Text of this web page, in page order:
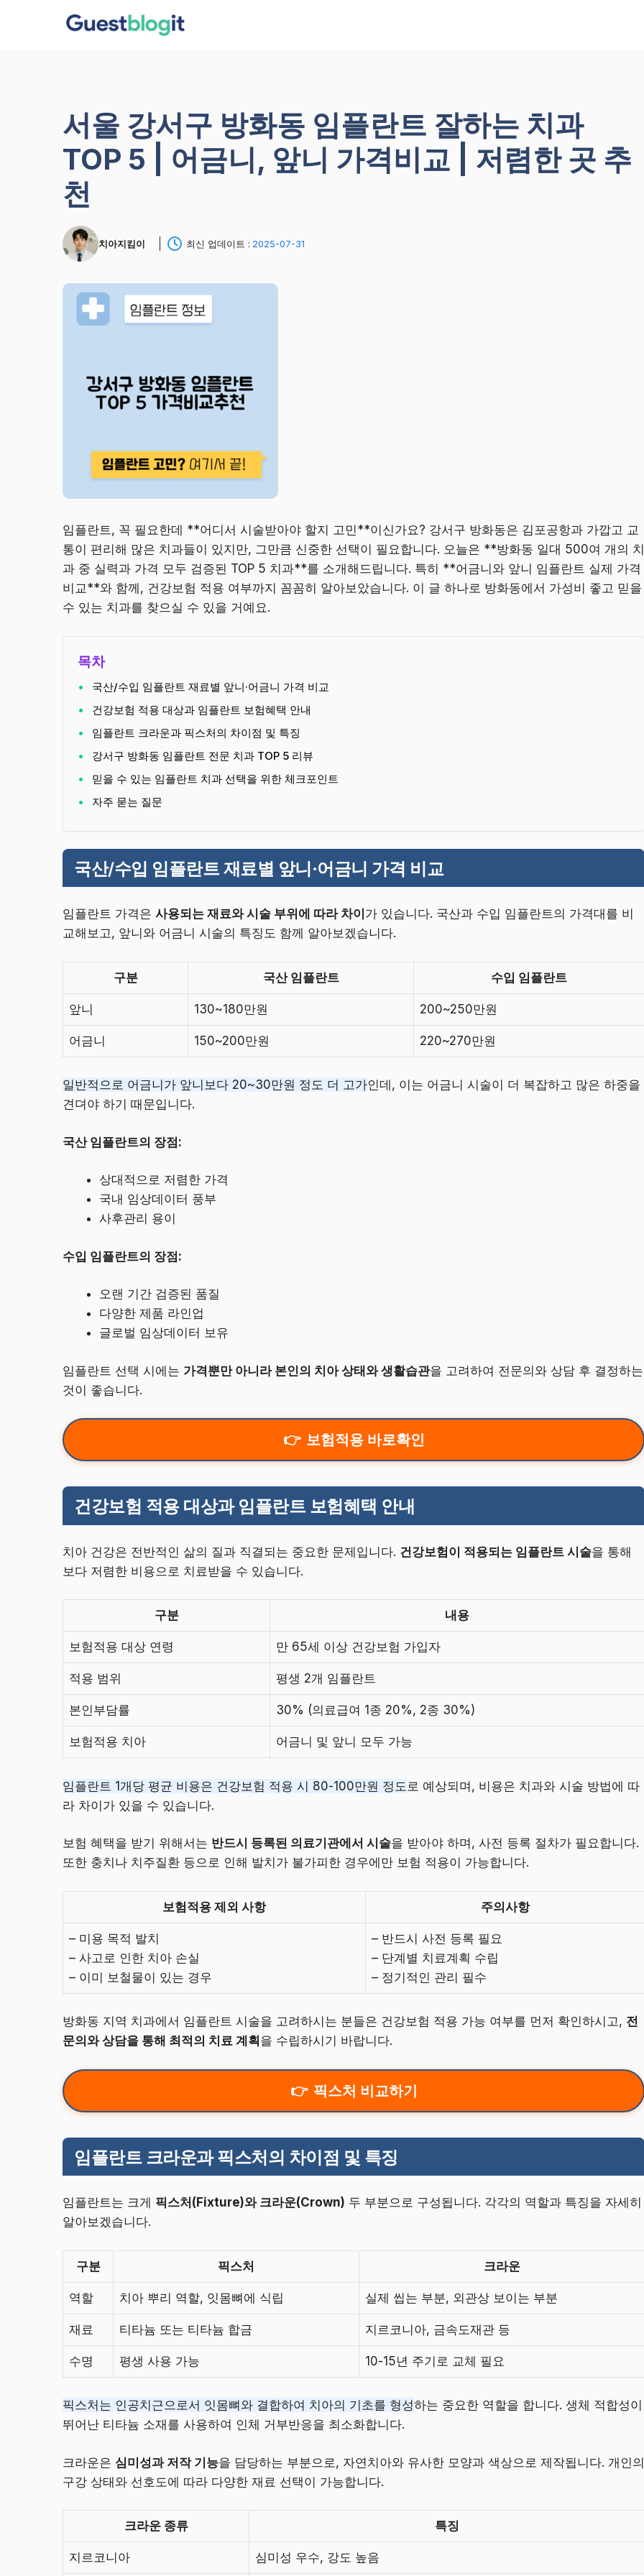
서울 강서구 방화동 임플란트 잘하는 치과
TOP 5 | 어금니, 앞니 가격비교 | 저렴한 곳 추
천
치아지킴이 최신 업데이트 : 2025-07-31
임플란트, 꼭 필요한데 **어디서 시술받아야 할지 고민**이신가요? 강서구 방화동은 김포공항과 가깝고 교
통이 편리해 많은 치과들이 있지만, 그만큼 신중한 선택이 필요합니다. 오늘은 **방화동 일대 500여 개의 치
과 중 실력과 가격 모두 검증된 TOP 5 치과**를 소개해드립니다. 특히 **어금니와 앞니 임플란트 실제 가격
비교**와 함께, 건강보험 적용 여부까지 꼼꼼히 알아보았습니다. 이 글 하나로 방화동에서 가성비 좋고 믿을
수 있는 치과를 찾으실 수 있을 거예요.
목차
국산/수입 임플란트 재료별 앞니·어금니 가격 비교
건강보험 적용 대상과 임플란트 보험혜택 안내
임플란트 크라운과 픽스처의 차이점 및 특징
강서구 방화동 임플란트 전문 치과 TOP 5 리뷰
믿을 수 있는 임플란트 치과 선택을 위한 체크포인트
자주 묻는 질문
국산/수입 임플란트 재료별 앞니·어금니 가격 비교
임플란트 가격은 사용되는 재료와 시술 부위에 따라 차이 가 있습니다. 국산과 수입 임플란트의 가격대를 비
교해보고, 앞니와 어금니 시술의 특징도 함께 알아보겠습니다.
구분 국산 임플란트 수입 임플란트
앞니 130~180만원 200~250만원
어금니 150~200만원 220~270만원
일반적으로 어금니가 앞니보다 20~30만원 정도 더 고가인데, 이는 어금니 시술이 더 복잡하고 많은 하중을
견뎌야 하기 때문입니다.
국산 임플란트의 장점:
상대적으로 저렴한 가격
국내 임상데이터 풍부
사후관리 용이
수입 임플란트의 장점:
오랜 기간 검증된 품질
다양한 제품 라인업
글로벌 임상데이터 보유
임플란트 선택 시에는 가격뿐만 아니라 본인의 치아 상태와 생활습관을 고려하여 전문의와 상담 후 결정하는
것이 좋습니다.
보험적용 바로확인
건강보험 적용 대상과 임플란트 보험혜택 안내
치아 건강은 전반적인 삶의 질과 직결되는 중요한 문제입니다. 건강보험이 적용되는 임플란트 시술을 통해
보다 저렴한 비용으로 치료받을 수 있습니다.
구분 내용
보험적용 대상 연령 만 65세 이상 건강보험 가입자
적용 범위 평생 2개 임플란트
본인부담률 30% (의료급여 1종 20%, 2종 30%)
보험적용 치아 어금니 및 앞니 모두 가능
임플란트 1개당 평균 비용은 건강보험 적용 시 80-100만원 정도 로 예상되며, 비용은 치과와 시술 방법에 따
라 차이가 있을 수 있습니다.
보험 혜택을 받기 위해서는 반드시 등록된 의료기관에서 시술을 받아야 하며, 사전 등록 절차가 필요합니다.
또한 충치나 치주질환 등으로 인해 발치가 불가피한 경우에만 보험 적용이 가능합니다.
보험적용 제외 사항 주의사항
– 미용 목적 발치
– 사고로 인한 치아 손실
– 이미 보철물이 있는 경우
– 반드시 사전 등록 필요
– 단계별 치료계획 수립
– 정기적인 관리 필수
방화동 지역 치과에서 임플란트 시술을 고려하시는 분들은 건강보험 적용 가능 여부를 먼저 확인하시고, 전
문의와 상담을 통해 최적의 치료 계획 을 수립하시기 바랍니다.
픽스처 비교하기
임플란트 크라운과 픽스처의 차이점 및 특징
임플란트는 크게 픽스처(Fixture)와 크라운(Crown) 두 부분으로 구성됩니다. 각각의 역할과 특징을 자세히
알아보겠습니다.
구분 픽스처 크라운
역할 치아 뿌리 역할, 잇몸뼈에 식립 실제 씹는 부분, 외관상 보이는 부분
재료 티타늄 또는 티타늄 합금 지르코니아, 금속도재관 등
수명 평생 사용 가능 10-15년 주기로 교체 필요
픽스처는 인공치근으로서 잇몸뼈와 결합하여 치아의 기초를 형성하는 중요한 역할을 합니다. 생체 적합성이
뛰어난 티타늄 소재를 사용하여 인체 거부반응을 최소화합니다.
크라운은 심미성과 저작 기능을 담당하는 부분으로, 자연치아와 유사한 모양과 색상으로 제작됩니다. 개인의
구강 상태와 선호도에 따라 다양한 재료 선택이 가능합니다.
크라운 종류 특징
지르코니아 심미성 우수, 강도 높음